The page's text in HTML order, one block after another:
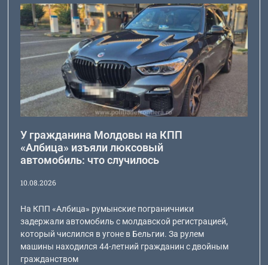
У гражданина Молдовы на КПП
«Албица» изъяли люксовый
автомобиль: что случилось
10.08.2026
На КПП «Албица» румынские пограничники
задержали автомобиль с молдавской регистрацией,
который числился в угоне в Бельгии. За рулем
машины находился 44-летний гражданин с двойным
гражданством